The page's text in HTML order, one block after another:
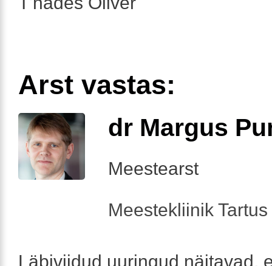
Arst vastas:
dr Margus
Meestearst
Meestekliinik
Läbiviidud uuringud näitavad,